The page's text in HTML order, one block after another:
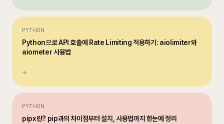
PYTHON
Python으로 API 호출에 Rate Limiting 적용하기: aiolimiter와
aiometer 사용법
→
PYTHON
pipx란? pip과의 차이점부터 설치, 사용법까지 한눈에 정리